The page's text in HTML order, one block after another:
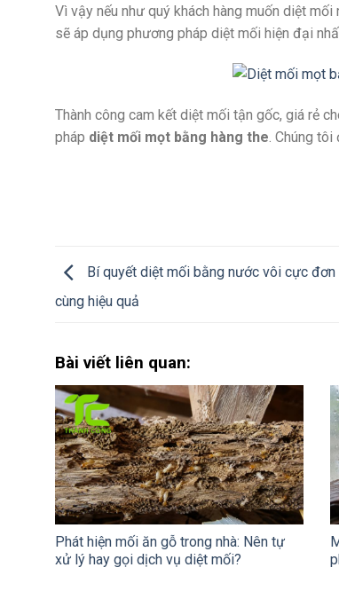
Vì vậy nếu như quý khách hàng muốn diệt
sẽ áp dụng phương pháp diệt mối hiện đại
Thành công cam kết diệt mối tận gốc, giá rẻ
pháp diệt mối mọt bằng hàng the . Chúng
Bí quyết diệt mối bằng nước vôi cực đơn
cùng hiệu quả
Bài viết liên quan:
Phát hiện mối ăn gỗ trong nhà: Nên tự
xử lý hay gọi dịch vụ diệt mối?